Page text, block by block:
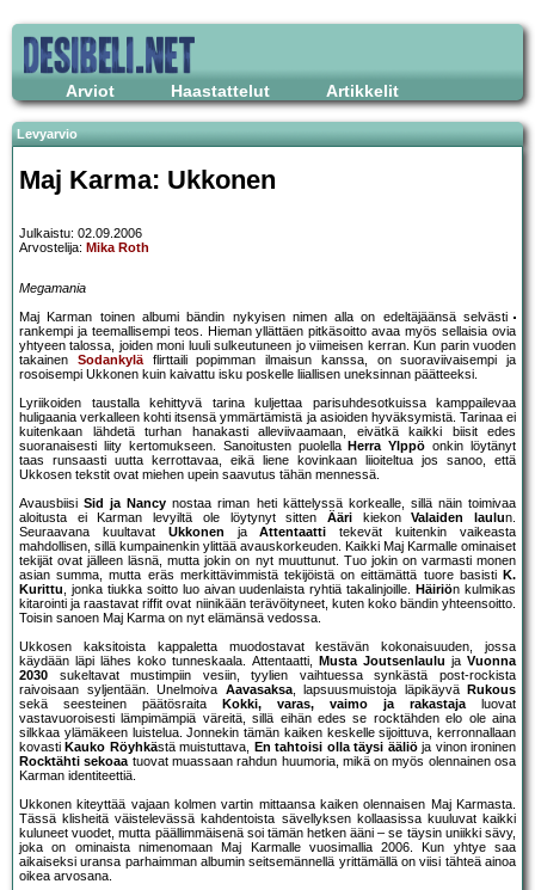
Arviot Haastattelut Artikkelit
Levyarvio
Maj Karma: Ukkonen
Julkaistu: 02.09.2006
Arvostelija: Mika Roth
Megamania
Maj Karman toinen albumi bändin nykyisen nimen alla on edeltäjäänsä selvästi
rankempi ja teemallisempi teos. Hieman yllättäen pitkäsoitto avaa myös sellaisia ovia
yhtyeen talossa, joiden moni luuli sulkeutuneen jo viimeisen kerran. Kun parin vuoden
takainen Sodankyläflirttaili popimman ilmaisun kanssa, on suoraviivaisempi ja
rosoisempi Ukkonen kuin kaivattu isku poskelle liiallisen uneksinnan päätteeksi.
Lyriikoiden taustalla kehittyvä tarina kuljettaa parisuhdesotkuissa kamppailevaa
huligaania verkalleen kohti itsensä ymmärtämistä ja asioiden hyväksymistä. Tarinaa ei
kuitenkaan lähdetä turhan hanakasti alleviivaamaan, eivätkä kaikki biisit edes
suoranaisesti liity kertomukseen. Sanoitusten puolella Herra Ylppö onkin löytänyt
taas runsaasti uutta kerrottavaa, eikä liene kovinkaan liioiteltua jos sanoo, että
Ukkosen tekstit ovat miehen upein saavutus tähän mennessä.
AvausbiisiSid ja Nancy nostaa riman heti kättelyssä korkealle, sillä näin toimivaa
aloitusta ei Karman levyiltä ole löytynyt sitten ÄärikiekonValaiden laulun.
Seuraavana kuultavat Ukkonen jaAttentaatti tekevät kuitenkin vaikeasta
mahdollisen, sillä kumpainenkin ylittää avauskorkeuden. Kaikki Maj Karmalle ominaiset
tekijät ovat jälleen läsnä, mutta jokin on nyt muuttunut. Tuo jokin on varmasti monen
asian summa, mutta eräs merkittävimmistä tekijöistä on eittämättä tuore basisti K.
Kurittu, jonka tiukka soitto luo aivan uudenlaista ryhtiä takalinjoille. Häiriön kulmikas
kitarointi ja raastavat riffit ovat niinikään terävöityneet, kuten koko bändin yhteensoitto.
Toisin sanoen Maj Karma on nyt elämänsä vedossa.
Ukkosen kaksitoista kappaletta muodostavat kestävän kokonaisuuden, jossa
käydään läpi lähes koko tunneskaala. Attentaatti,
Musta Joutsenlaulu jaVuonna
2030 sukeltavat mustimpiin vesiin, tyylien vaihtuessa synkästä post-rockista
raivoisaan syljentään. Unelmoiva Aavasaksa, lapsuusmuistoja läpikäyvä
Rukous
sekä seesteinen päätösraita
Kokki, varas, vaimo ja rakastajaluovat
vastavuoroisesti lämpimämpiä väreitä, sillä eihän edes se rocktähden elo ole aina
silkkaa ylämäkeen luistelua. Jonnekin tämän kaiken keskelle sijoittuva, kerronnallaan
kovasti Kauko Röyhkästä muistuttava, En tahtoisi olla täysi ääliöja vinon ironinen
Rocktähti sekoaatuovat muassaan rahdun huumoria, mikä on myös olennainen osa
Karman identiteettiä.
Ukkonen kiteyttää vajaan kolmen vartin mittaansa kaiken olennaisen Maj Karmasta.
Tässä klisheitä väistelevässä kahdentoista sävellyksen kollaasissa kuuluvat kaikki
kuluneet vuodet, mutta päällimmäisenä soi tämän hetken ääni – se täysin uniikki sävy,
joka on ominaista nimenomaan Maj Karmalle vuosimallia 2006. Kun yhtye saa
aikaiseksi uransa parhaimman albumin seitsemännellä yrittämällä on viisi tähteä ainoa
oikea arvosana.